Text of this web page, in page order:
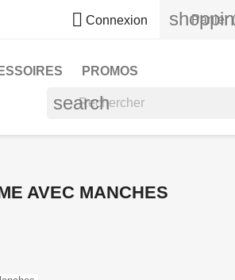
 Connexion Panier
PROMOS
search
AVEC MANCHES